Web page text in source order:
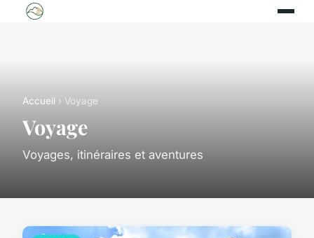
Accueil › Voyage
Voyage
Voyages, itinéraires et aventures